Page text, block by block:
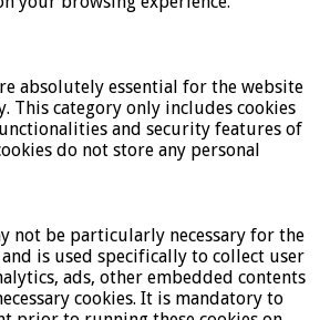
absolutely essential for the website
This category only includes cookies
and security features of
do not store any personal
not be particularly necessary for the
is used specifically to collect user
ads, other embedded contents
cookies. It is mandatory to